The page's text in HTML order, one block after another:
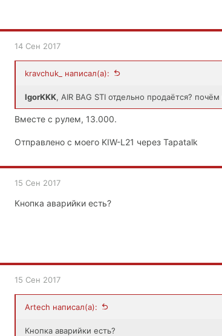
14 Сен 2017
kravchuk_ написал(а):
IgorKKK, AIR BAG STI отдельно продаётся?
Вместе с рулем, 13.000.
Отправлено с моего KIW-L21 через Tapatalk
15 Сен 2017
Кнопка аварийки есть?
15 Сен 2017
Artech написал(а):
Кнопка аварийки есть?